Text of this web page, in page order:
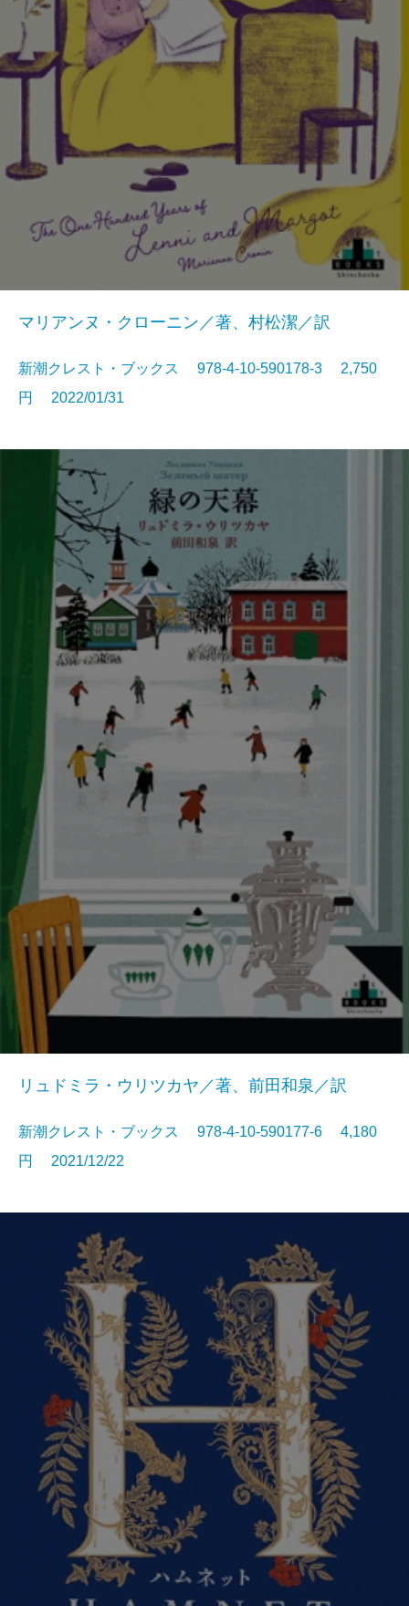
マリアンヌ・クローニン／著、村松潔／訳
新潮クレスト・ブックス 978-4-10-590178-3 2,750
円 2022/01/31
リュドミラ・ウリツカヤ／著、前田和泉／訳
新潮クレスト・ブックス 978-4-10-590177-6 4,180
円 2021/12/22